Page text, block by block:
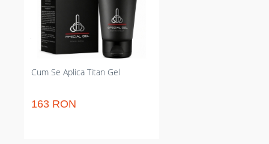
Cum Se Aplica Titan Gel
163 RON
excluzând intervenții chirurgicale
intervenționiste. 33 de zile ciclul
propus pentru efect stabilizat;
întâia aplicare poate produce
senzație de mentol.